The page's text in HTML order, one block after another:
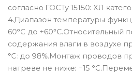
согласно ГОСТу 15150: ХЛ
4.Диапазон температуры
60°С до +60°С.Относительный
содержания влаги в воздухе
°С: до 98%.Монтаж проводов
нагреве не ниже: −15